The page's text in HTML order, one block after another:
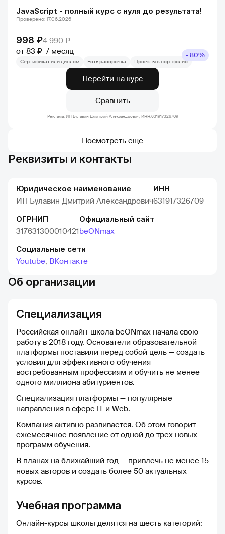
JavaScript - полный курс с нуля до результата!
998 ₽4 990 ₽
от 83 ₽
месяц
Проверено: 17.06.2026
Сертификат или диплом Есть рассрочка Проекты в портфолио
- 80%
Перейти на курс
Сравнить
Реклама. ИП Булавин Дмитрий Александрович, ИНН:631917326709
Посмотреть еще
Реквизиты и контакты
Юридическое наименование
ИП Булавин Дмитрий Александрович
ИНН
631917326709
ОГРНИП
317631300010421
Официальный сайт
beONmax
Социальные сети
Youtube, ВКонтакте
Об организации
Специализация
Российская онлайн-школа beONmax начала свою
работу в 2018 году. Основатели образовательной
платформы поставили перед собой цель — создать
условия для эффективного обучения
востребованным профессиям и обучить не менее
одного миллиона абитуриентов.
Специализация платформы — популярные
направления в сфере IT и Web.
Компания активно развивается. Об этом говорит
ежемесячное появление от одной до трех новых
программ обучения.
В планах на ближайший год — привлечь не менее 15
новых авторов и создать более 50 актуальных
курсов.
Учебная программа
Онлайн-курсы школы делятся на шесть категорий: